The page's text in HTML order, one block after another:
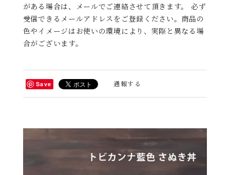
がある場合は、メールでご連絡させて頂きます。 必ず
受信できるメールアドレスをご登録ください。商品の
色やイメージはお使いの環境により、実際と異なる場
合がございます。
Save 通報する